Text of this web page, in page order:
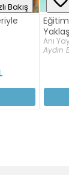
Bakış
Anı
Aydın